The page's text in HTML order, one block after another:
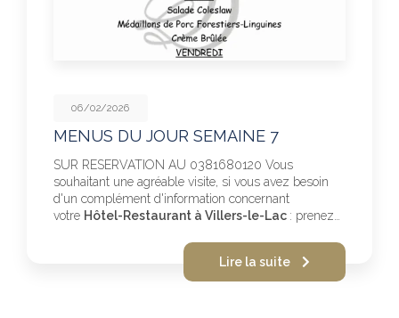
06/02/2026
MENUS DU JOUR SEMAINE 7
SUR RESERVATION AU 0381680120 Vous
souhaitant une agréable visite, si vous avez besoin
d'un complément d'information concernant
votre Hôtel-Restaurant à Villers-le-Lac : prenez…
Lire la suite